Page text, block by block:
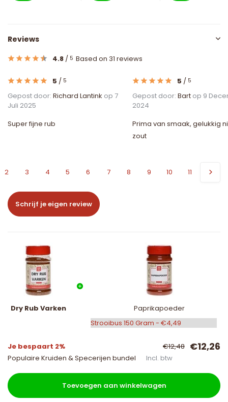
Reviews
4.8 / 5 Based on 31 reviews
5 / 5
Gepost door: Richard Lantink op 7
Juli 2025
Super fijne rub
5 / 5
Gepost door: Bart op 9
2024
Prima van smaak, gelukkig
zout
2 3 4 5 6 7 8 9 10 11
Schrijf je eigen review
Dry Rub Varken Paprikapoeder
Je bespaart 2% €12,48 €12,26
Populaire Kruiden & Specerijen bundel Incl. btw
Toevoegen aan winkelwagen